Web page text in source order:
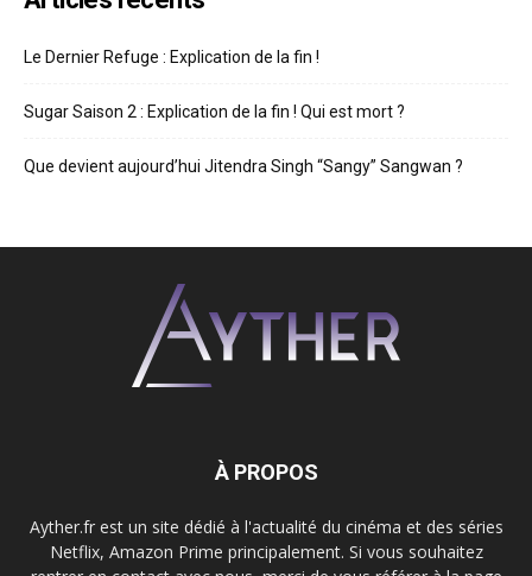
Le Dernier Refuge : Explication de la fin !
Sugar Saison 2 : Explication de la fin ! Qui est mort ?
Que devient aujourd’hui Jitendra Singh “Sangy” Sangwan ?
À PROPOS
Ayther.fr est un site dédié à l'actualité du cinéma et des séries
Netflix, Amazon Prime principalement. Si vous souhaitez